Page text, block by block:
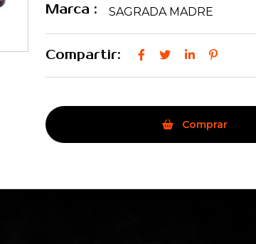
Marca : SAGRADA MADRE
Compartir:
Comprar